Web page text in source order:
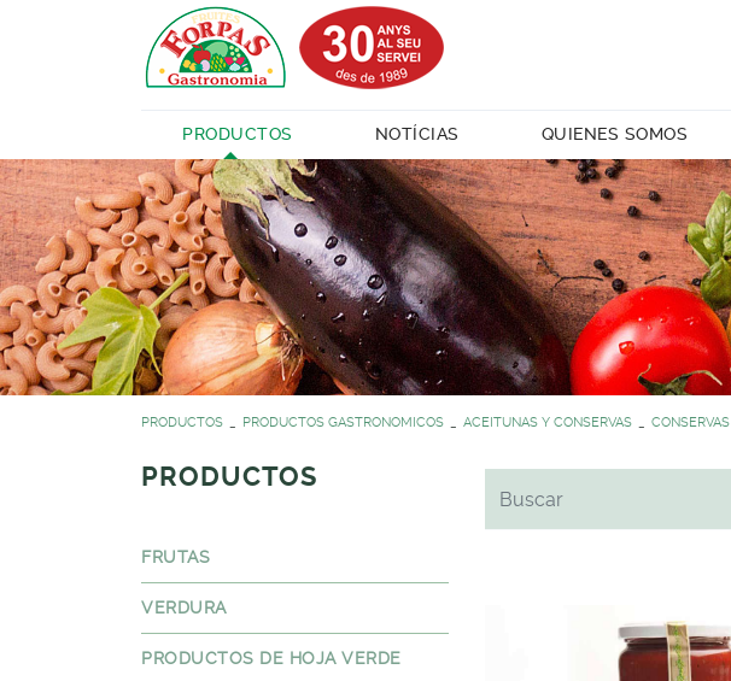
PRODUCTOS NOTÍCIAS QUIENES SOMOS
PRODUCTOS PRODUCTOS GASTRONOMICOS ACEITUNAS Y CONSERVAS CONSERVAS
PRODUCTOS
FRUTAS
VERDURA
PRODUCTOS DE HOJA VERDE